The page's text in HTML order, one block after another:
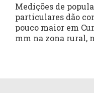
Medições de
particulares dão
pouco maior em
mm na zona rural,